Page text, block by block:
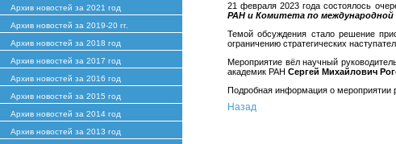
Архив новостей за 2021 год
Архив новостей за 2019-20 гг.
Архив новостей за 2018 год
Архив новостей за 2017 год
Архив новостей за 2016 год
Архив новостей за 2015 год
Архив новостей за 2014 год
Архив новостей за 2013 год
21 февраля 2023 года состоялось
РАН и Комитета по международной
Темой обсуждения стало решение
ограничению стратегических
Мероприятие вёл научный
академик РАН Сергей Михайлович
Подробная информация о
Назад